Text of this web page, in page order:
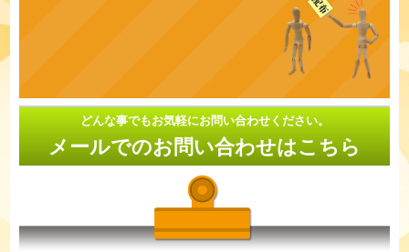
どんな事でもお気軽にお問い合わせください。
メールでのお問い合わせはこちら